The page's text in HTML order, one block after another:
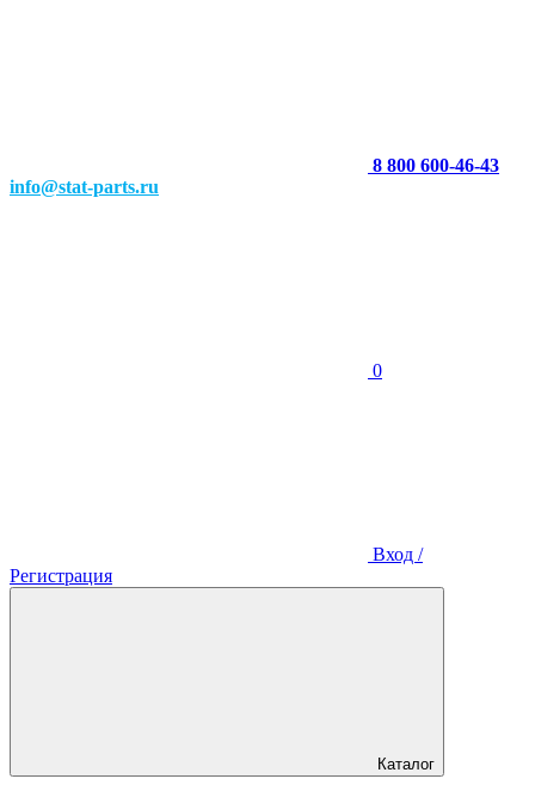
8 800 600-46-43
info@stat-parts.ru
0
Вход /
Регистрация
Каталог